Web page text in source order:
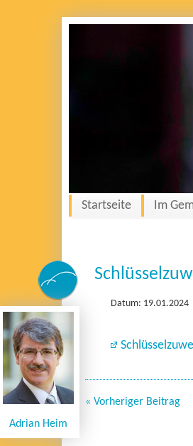
Startseite Im
Datum: 19.01.2024
Adrian Heim
« Vorheriger Beitrag